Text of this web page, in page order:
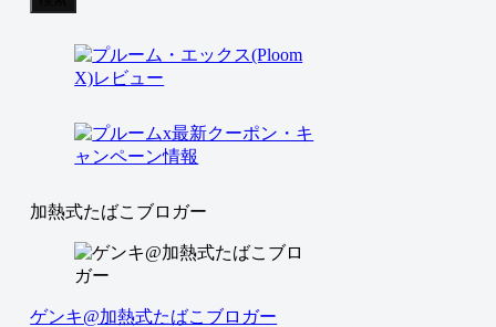
加熱式たばこブロガー
ゲンキ@加熱式たばこブロガー